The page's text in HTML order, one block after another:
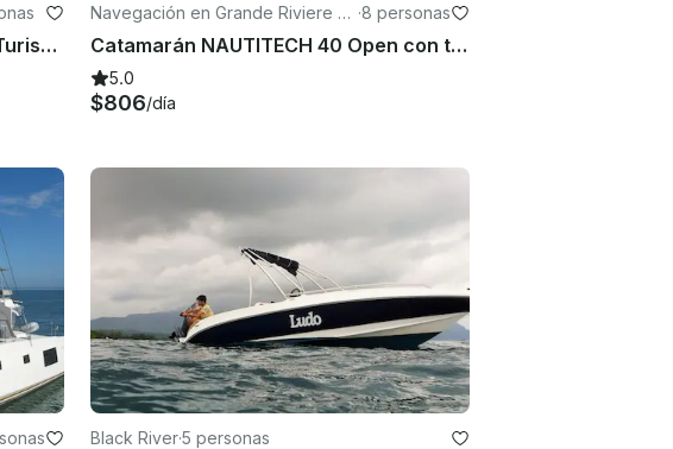
Alquiler de veleros a motor Gran Turismo 40 - Mauricio
Navegación en Grande Riviere N
oire
·8 personas
Catamarán NAUTITECH 40 Open con tripulación en alquiler en Mauricio
5.0
$806/día
Black River·5 personas